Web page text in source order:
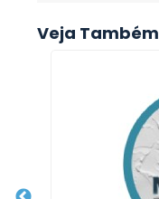
Veja Também